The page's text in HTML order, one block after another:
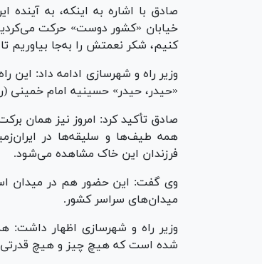
صادق با اشاره به اینکه، به
خیابان «کشور دوست» حرکت
کنیم، شکر نعمتش را به‌جا بیاوریم
وزیر راه و شهرسازی ادامه داد:
«حیدر، حیدر» حسینیه امام خمینی
صادق تأکید کرد: امروز نیز همان
همه طیف‌ها و سلیقه‌ها در
فرزندان این خاک مشاهده می‌شود.
وی گفت: این حضور هم در میدان
میدان‌های سراسر کشور.
وزیر راه و شهرسازی اظهار داشت:
شده است که هیچ چیز و هیچ قدرتی